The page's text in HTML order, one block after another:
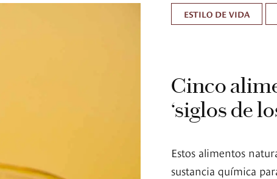
ESTILO DE VIDA
Cinco
‘siglos de
Estos alimentos
sustancia química